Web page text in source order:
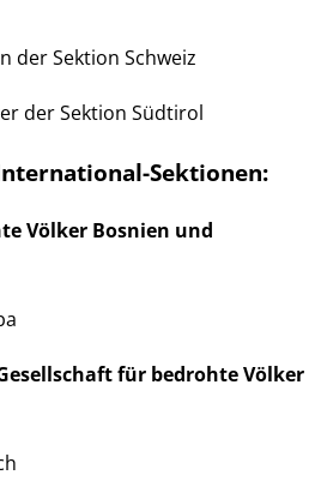
der Sektion Schweiz
der Sektion Südtirol
Sektionen:
Völker Bosnien und
für bedrohte Völker